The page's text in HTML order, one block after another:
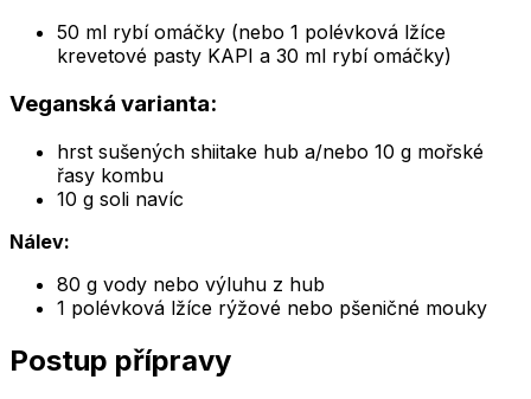
50 ml rybí omáčky (nebo 1 polévková lžíce
krevetové pasty KAPI a 30 ml rybí omáčky)
Veganská varianta:
hrst sušených shiitake hub a/nebo 10 g mořské
řasy kombu
10 g soli navíc
Nálev:
80 g vody nebo výluhu z hub
1 polévková lžíce rýžové nebo pšeničné mouky
Postup přípravy